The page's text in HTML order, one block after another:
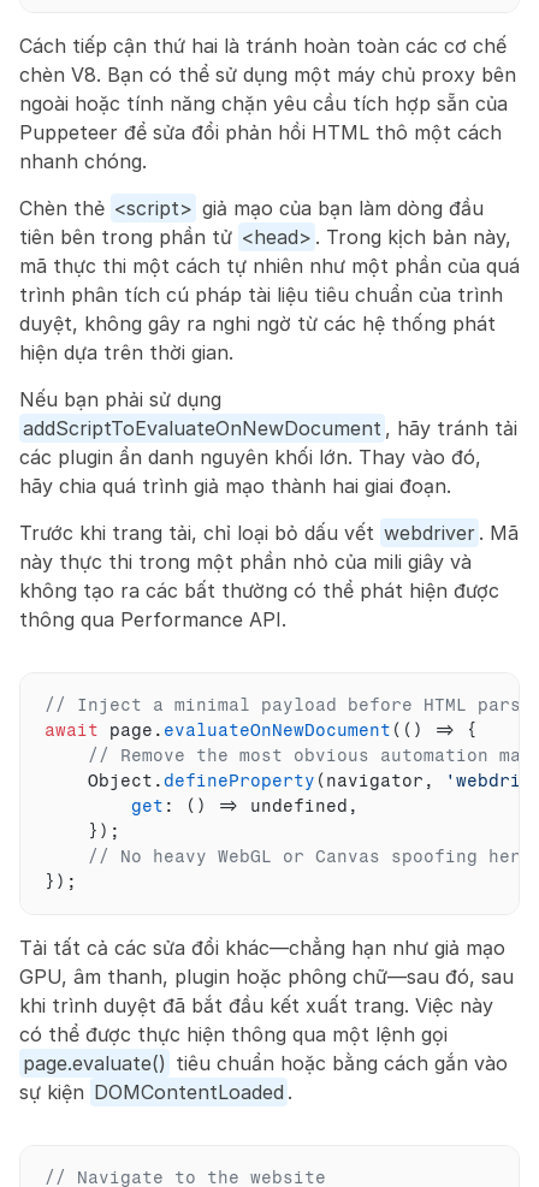
Cách tiếp cận thứ hai là tránh hoàn toàn các cơ chế
chèn V8. Bạn có thể sử dụng một máy chủ proxy bên
ngoài hoặc tính năng chặn yêu cầu tích hợp sẵn của
Puppeteer để sửa đổi phản hồi HTML thô một cách
nhanh chóng.
Chèn thẻ <script> giả mạo của bạn làm dòng đầu
tiên bên trong phần tử <head> . Trong kịch bản này,
mã thực thi một cách tự nhiên như một phần của quá
trình phân tích cú pháp tài liệu tiêu chuẩn của trình
duyệt, không gây ra nghi ngờ từ các hệ thống phát
hiện dựa trên thời gian.
addScriptToEvaluateOnNewDocument , hãy tránh tải
các plugin ẩn danh nguyên khối lớn. Thay vào đó,
hãy chia quá trình giả mạo thành hai giai đoạn.
Trước khi trang tải, chỉ loại bỏ dấu vết webdriver . Mã
này thực thi trong một phần nhỏ của mili giây và
không tạo ra các bất thường có thể phát hiện được
thông qua Performance API.
// Inject a minimal payload before HTML
await
page . evaluateOnNewDocument ( ( ) =>
{
// Remove the most obvious automation
Object . defineProperty ( navigator ,
get : ( ) => undefined ,
} ) ;
// No heavy WebGL or Canvas spoofing
} ) ;
Tải tất cả các sửa đổi khác—chẳng hạn như giả mạo
GPU, âm thanh, plugin hoặc phông chữ—sau đó, sau
khi trình duyệt đã bắt đầu kết xuất trang. Việc này
page.evaluate() tiêu chuẩn hoặc bằng cách gắn vào
sự kiện DOMContentLoaded .
// Navigate to the website